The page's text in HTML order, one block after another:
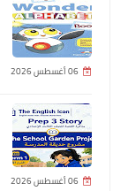
06 أغسطس 2026
06 أغسطس 2026